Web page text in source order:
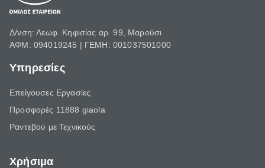
Δ/νση: Λεωφ. Κηφισίας αρ. 99, Μαρούσι
ΑΦΜ: 094019245 | ΓΕΜΗ: 001037501000
Υπηρεσίες
Επείγουσες Εργασίες
Προσφορές 11888 giaola
Ραντεβού με Τεχνικούς
Χρήσιμα